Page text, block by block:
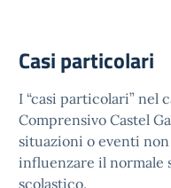
Casi particolari
I “casi particolari” nel
Comprensivo Castel
situazioni o eventi
influenzare il normale
scolastico.